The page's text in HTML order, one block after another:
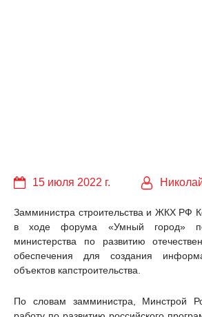
15 июля 2022 г.
Замминистра строительства и ЖКХ РФ
в ходе форума «Умный город»
министерства по развитию
обеспечения для создания
объектов капстроительства.
По словам замминистра, Минстрой